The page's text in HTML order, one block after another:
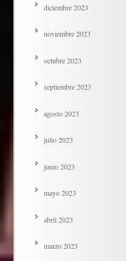
diciembre 2023
noviembre 2023
octubre 2023
septiembre 2023
agosto 2023
julio 2023
junio 2023
mayo 2023
abril 2023
marzo 2023